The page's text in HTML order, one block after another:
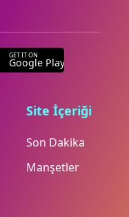
GET IT ON
Google Play
Site İçeriği
Son Dakika
Manşetler